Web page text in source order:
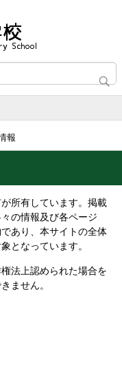
報
所有しています。掲載
の情報及び各ページ
あり、本サイトの全体
となっています。
法上認められた場合を
ません。